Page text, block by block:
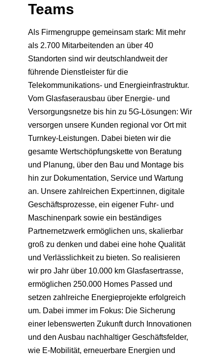
Teams
Als Firmengruppe gemeinsam stark: Mit mehr
als 2.700 Mitarbeitenden an über 40
Standorten sind wir deutschlandweit der
führende Dienstleister für die
Telekommunikations- und Energieinfrastruktur.
Vom Glasfaserausbau über Energie- und
Versorgungsnetze bis hin zu 5G-Lösungen: Wir
versorgen unsere Kunden regional vor Ort mit
Turnkey-Leistungen. Dabei bieten wir die
gesamte Wertschöpfungskette von Beratung
und Planung, über den Bau und Montage bis
hin zur Dokumentation, Service und Wartung
an. Unsere zahlreichen Expert:innen, digitale
Geschäftsprozesse, ein eigener Fuhr- und
Maschinenpark sowie ein beständiges
Partnernetzwerk ermöglichen uns, skalierbar
groß zu denken und dabei eine hohe Qualität
und Verlässlichkeit zu bieten. So realisieren
wir pro Jahr über 10.000 km Glasfasertrasse,
ermöglichen 250.000 Homes Passed und
setzen zahlreiche Energieprojekte erfolgreich
um. Dabei immer im Fokus: Die Sicherung
einer lebenswerten Zukunft durch Innovationen
und den Ausbau nachhaltiger Geschäftsfelder,
wie E-Mobilität, erneuerbare Energien und